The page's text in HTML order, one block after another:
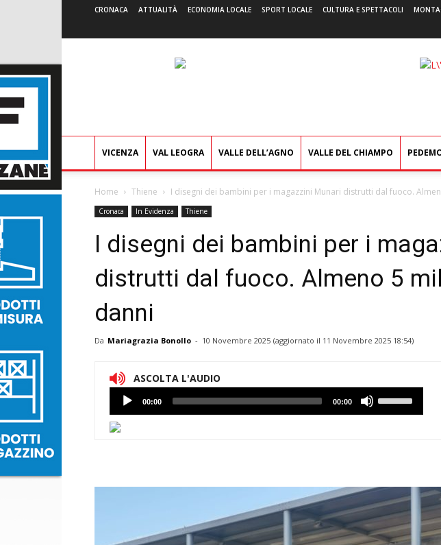
CRONACA ATTUALITÀ ECONOMIA LOCALE SPORT LOCALE CULTURA E SPETTACOLI
VICENZA VAL LEOGRA VALLE DELL’AGNO VALLE DEL CHIAMPO
Home Thiene I disegni dei bambini per i magazzini Munari distrutti dal fuoco.
Cronaca In Evidenza Thiene
I disegni dei bambini per i
distrutti dal fuoco. Almeno 5
danni
Da Mariagrazia Bonollo - 10 Novembre 2025 (aggiornato il 11 Novembre 2025 18:54)
ASCOLTA L'AUDIO
Lettore
Audio
00:00 00:00
Utilizzare
i
per
aumentare
o
diminuire